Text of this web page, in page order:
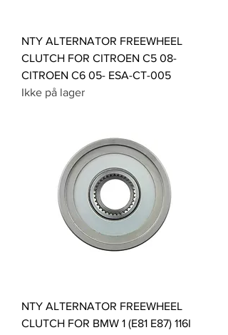
NTY ALTERNATOR FREEWHEEL
CLUTCH FOR CITROEN C5 08-
CITROEN C6 05- ESA-CT-005
Ikke på lager
NTY ALTERNATOR FREEWHEEL
CLUTCH FOR BMW 1 (E81 E87) 116I